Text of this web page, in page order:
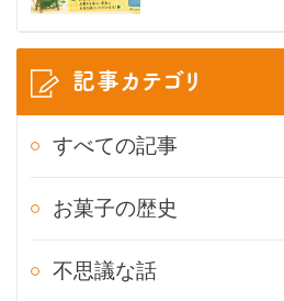
記事カテゴリ
すべての記事
お菓子の歴史
不思議な話